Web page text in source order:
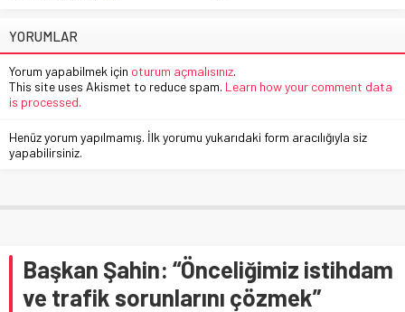
YORUMLAR
Yorum yapabilmek için oturum açmalısınız.
This site uses Akismet to reduce spam. Learn how your comment data
is processed.
Henüz yorum yapılmamış. İlk yorumu yukarıdaki form aracılığıyla siz
yapabilirsiniz.
Başkan Şahin: “Önceliğimiz istihdam
ve trafik sorunlarını çözmek”